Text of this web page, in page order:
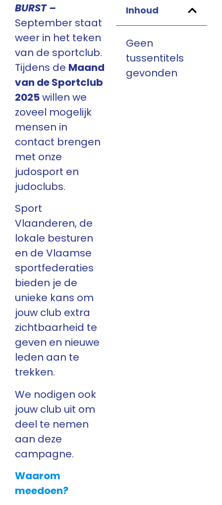
BURST –
September staat
weer in het teken
van de sportclub.
Tijdens de Maand
van de Sportclub
2025willen we
zoveel mogelijk
mensen in
contact brengen
met onze
judosport en
judoclubs.
Sport
Vlaanderen, de
lokale besturen
en de Vlaamse
sportfederaties
bieden je de
unieke kans om
jouw club extra
zichtbaarheid te
geven en nieuwe
leden aan te
trekken.
We nodigen ook
jouw club uit om
deel te nemen
aan deze
campagne.
Waarom
meedoen?
Inhoud
Geen
tussentitels
gevonden